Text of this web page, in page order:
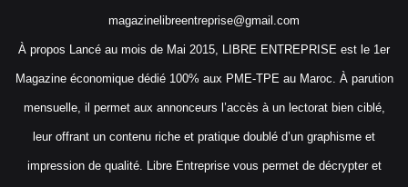
magazinelibreentreprise@gmail.com
À propos Lancé au mois de Mai 2015, LIBRE ENTREPRISE est le 1er
Magazine économique dédié 100% aux PME-TPE au Maroc. À parution
mensuelle, il permet aux annonceurs l’accès à un lectorat bien ciblé,
leur offrant un contenu riche et pratique doublé d’un graphisme et
impression de qualité. Libre Entreprise vous permet de décrypter et